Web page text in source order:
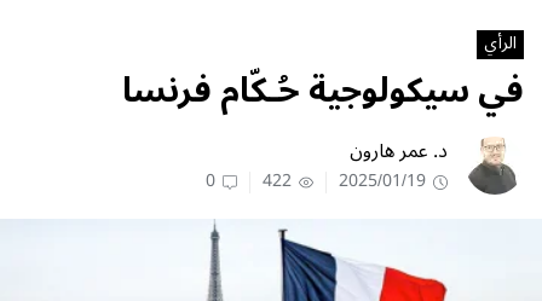
الرأي
في سيكولوجية حُـكّام فرنسا
د. عمر هارون
2025/01/19
422
0